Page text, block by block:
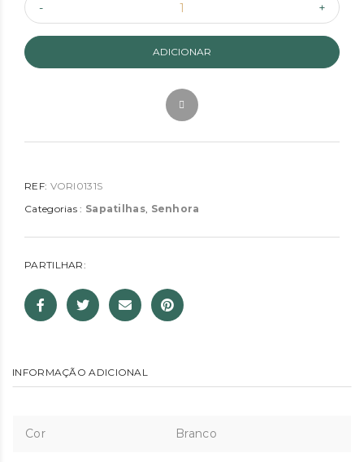
ADICIONAR
REF: VORI0131S
Categorias : Sapatilhas, Senhora
PARTILHAR:
INFORMAÇÃO ADICIONAL
Cor Branco